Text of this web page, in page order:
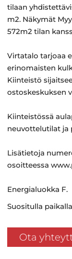
tilaan
m2. Näkymät
572m2 tilan
Virtatalo tarjoaa
erinomaisten
Kiinteistö
ostoskeskuksen
Kiinteistössä
neuvottelutilat ja
Lisätietoja
osoitteessa
Energialuokka F.
Suositulla
Ota